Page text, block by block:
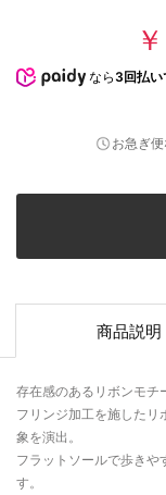
なら 3回払
お急ぎ便
商品説明
存在感のあるリボンモチ
フリンジ加工を施したリ
象を演出。
フラットソールで歩きや
す。